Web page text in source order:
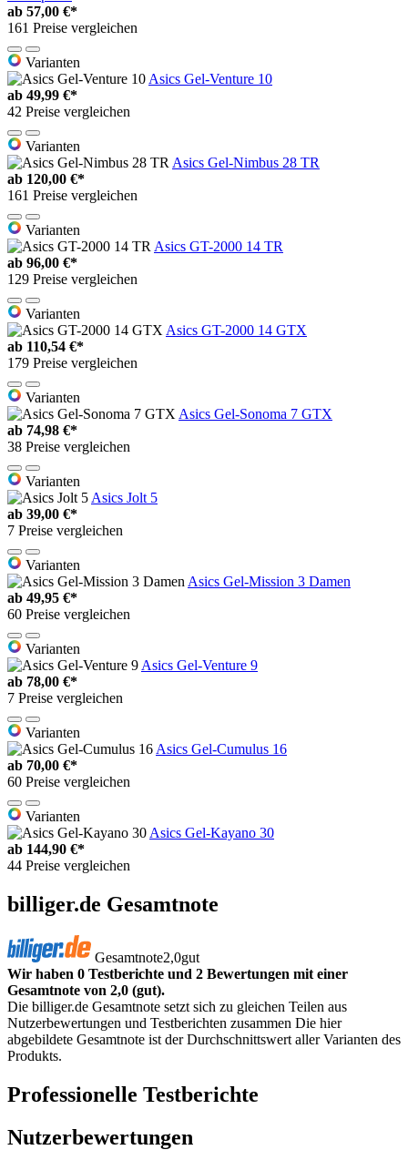
ab 57,00 €*
161 Preise vergleichen
Varianten
Asics Gel-Venture 10
ab 49,99 €*
42 Preise vergleichen
Varianten
Asics Gel-Nimbus 28 TR
ab 120,00 €*
161 Preise vergleichen
Varianten
Asics GT-2000 14 TR
ab 96,00 €*
129 Preise vergleichen
Varianten
Asics GT-2000 14 GTX
ab 110,54 €*
179 Preise vergleichen
Varianten
Asics Gel-Sonoma 7 GTX
ab 74,98 €*
38 Preise vergleichen
Varianten
Asics Jolt 5
ab 39,00 €*
7 Preise vergleichen
Varianten
Asics Gel-Mission 3 Damen
ab 49,95 €*
60 Preise vergleichen
Varianten
Asics Gel-Venture 9
ab 78,00 €*
7 Preise vergleichen
Varianten
Asics Gel-Cumulus 16
ab 70,00 €*
60 Preise vergleichen
Varianten
Asics Gel-Kayano 30
ab 144,90 €*
44 Preise vergleichen
billiger.de Gesamtnote
Gesamtnote2,0gut
Wir haben 0 Testberichte und 2 Bewertungen mit einer
Gesamtnote von 2,0 (gut).
Die billiger.de Gesamtnote setzt sich zu gleichen Teilen aus
Nutzerbewertungen und Testberichten zusammen Die hier
abgebildete Gesamtnote ist der Durchschnittswert aller Varianten des
Produkts.
Professionelle Testberichte
Nutzerbewertungen